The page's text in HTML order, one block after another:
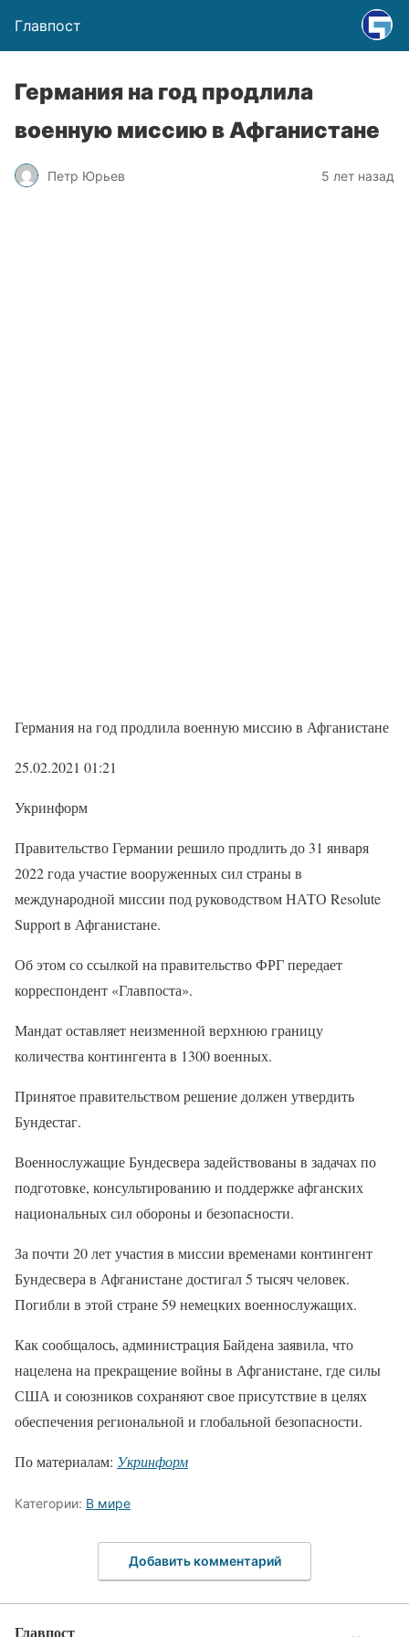
Главпост
Германия на год продлила
военную миссию в Афганистане
Петр Юрьев 5 лет назад
Германия на год продлила военную миссию в Афганистане
25.02.2021 01:21
Укринформ
Правительство Германии решило продлить до 31 января
2022 года участие вооруженных сил страны в
международной миссии под руководством НАТО Resolute
Support в Афганистане.
Об этом со ссылкой на правительство ФРГ передает
корреспондент «Главпоста».
Мандат оставляет неизменной верхнюю границу
количества контингента в 1300 военных.
Принятое правительством решение должен утвердить
Бундестаг.
Военнослужащие Бундесвера задействованы в задачах по
подготовке, консультированию и поддержке афганских
национальных сил обороны и безопасности.
За почти 20 лет участия в миссии временами контингент
Бундесвера в Афганистане достигал 5 тысяч человек.
Погибли в этой стране 59 немецких военнослужащих.
Как сообщалось, администрация Байдена заявила, что
нацелена на прекращение войны в Афганистане, где силы
США и союзников сохраняют свое присутствие в целях
обеспечения региональной и глобальной безопасности.
По материалам: Укринформ
Категории: В мире
Добавить комментарий
Главпост